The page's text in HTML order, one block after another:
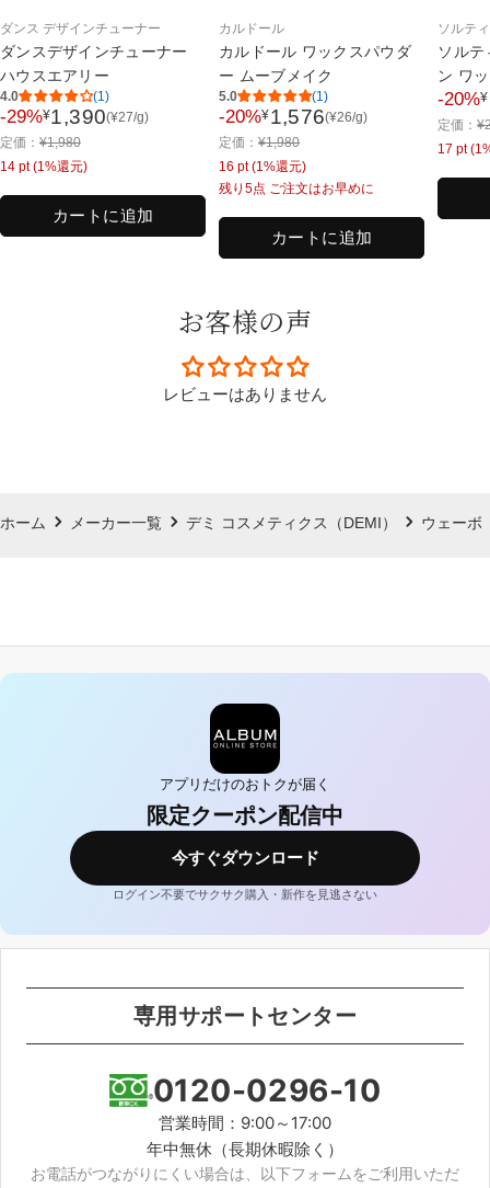
ダンス デザインチューナー
ダンスデザインチューナー
ハウスエアリー
4.0 (1)
-29%
セ
ー
ル
価
¥1,390(¥27/g)
通
常
定価： ¥1,980
14 pt (1%還元)
カートに追加
カルドール
カルドール ワックスパウダ
ー ムーブメイク
5.0 (1)
-20%
セ
ー
ル
価
格
¥1,576(¥26/g)
通
常
価
格
定価：¥1,980
16 pt (1%還元)
残り5点 ご注文はお早めに
カートに追加
ソルテ
ソル
ン ワ
-20%
セ
ー
ル
価
¥
通
常
定価：¥
17 pt
お客様の声
レビューはありません
ホーム メーカー一覧 デミ コスメティクス（DEMI） ウェーボ
アプリだけのおトクが届く
限定クーポン配信中
今すぐダウンロード
ログイン不要でサクサク購入・新作を見逃さない
専用サポートセンター
0120-0296-10
営業時間：9:00～17:00
年中無休（長期休暇除く）
お電話がつながりにくい場合は、以下フォームをご利用いただ